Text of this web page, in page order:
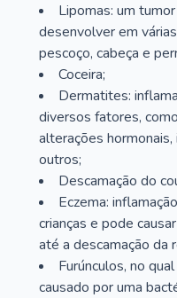
Lipomas: um
desenvolver em
pescoço, cabeça e
Coceira;
Dermatites:
diversos fatores,
alterações
outros;
Descamação do
Eczema:
crianças e pode
até a descamação da
Furúnculos, no
causado por uma